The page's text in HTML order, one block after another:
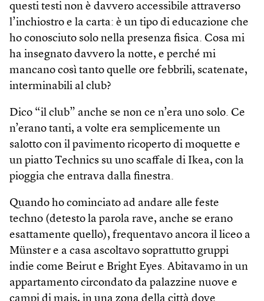
questi testi non è davvero accessibile attraverso
l’inchiostro e la carta: è un tipo di educazione che
ho conosciuto solo nella presenza fisica. Cosa mi
ha insegnato davvero la notte, e perché mi
mancano così tanto quelle ore febbrili, scatenate,
interminabili al club?
Dico “il club” anche se non ce n’era uno solo. Ce
n’erano tanti, a volte era semplicemente un
salotto con il pavimento ricoperto di moquette e
un piatto Technics su uno scaffale di Ikea, con la
pioggia che entrava dalla finestra.
Quando ho cominciato ad andare alle feste
techno (detesto la parola rave, anche se erano
esattamente quello), frequentavo ancora il liceo a
Münster e a casa ascoltavo soprattutto gruppi
indie come Beirut e Bright Eyes. Abitavamo in un
appartamento circondato da palazzine nuove e